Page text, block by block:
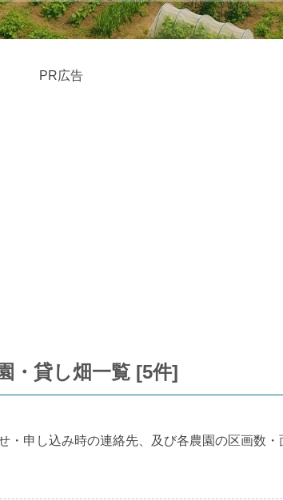
PR広告
・貸し畑一覧 [5件]
・申し込み時の連絡先、及び各農園の区画数